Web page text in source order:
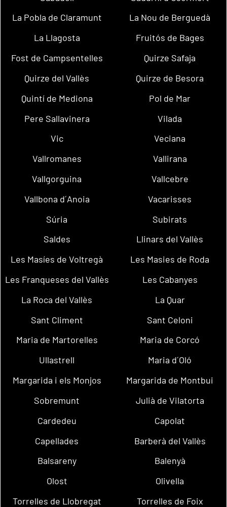
La Pobla de Claramunt
La Nou de Berguedà
La Llagosta
Fruitós de Bages
Fost de Campsentelles
Quirze Safaja
Quirze del Vallès
Quirze de Besora
Quintí de Mediona
Pol de Mar
Pere Sallavinera
Vilada
Vic
Veciana
Vallromanes
Vallirana
Vallgorguina
Vallcebre
Vallbona d´Anoia
Vacarisses
Súria
Subirats
Saldes
Llinars del Vallès
Les Masíes de Voltregà
Les Masies de Roda
Les Franqueses del Vallès
Les Cabanyes
La Roca del Vallès
La Quar
Sant Climent
Sant Celoni
Maria de Martorelles
Maria de Corcó
Ullastrell
Maria d´Oló
Margarida i els Monjos
Margarida de Montbui
Sobremunt
Julià de Vilatorta
Cardedeu
Capolat
Capellades
Barberà del Vallès
Balsareny
Balenyà
Olost
Olivella
Torrelles de Llobregat
Torrelles de Foix